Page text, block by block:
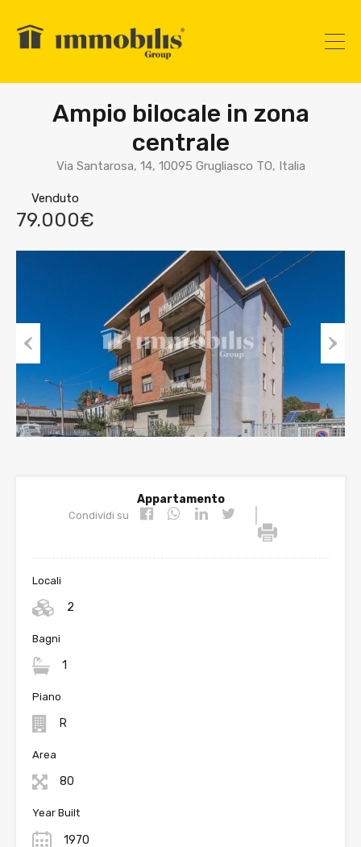
Ampio bilocale in zona
centrale
Via Santarosa, 14, 10095 Grugliasco TO, Italia
Venduto
79.000€
ious
Appartamento
Condividi su
Locali
2
Bagni
1
Piano
R
Area
80
Year Built
1970